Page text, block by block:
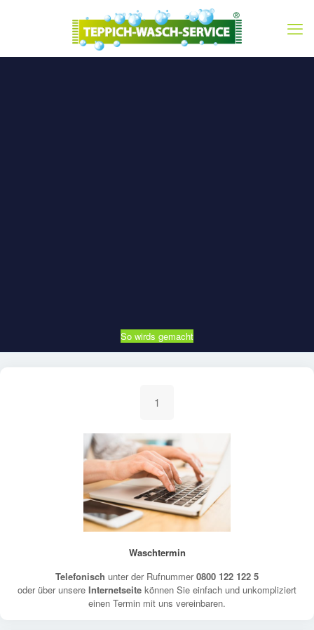
So wirds gemacht
1
Waschtermin
Telefonisch unter der Rufnummer0800 122 122 5
oder über unsere Internetseite können Sie einfach und unkompliziert
einen Termin mit uns vereinbaren.